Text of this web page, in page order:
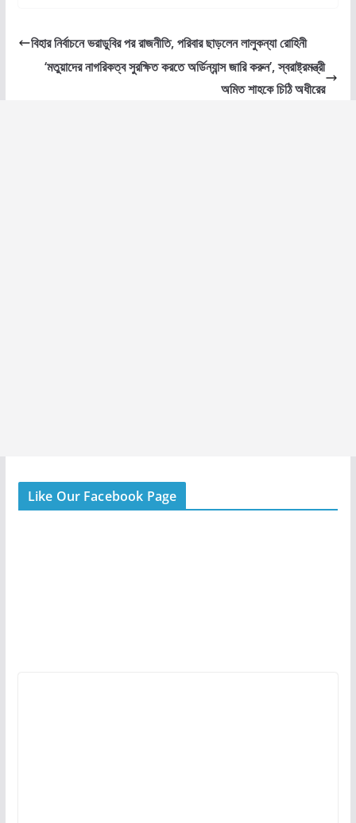
বিহার নির্বাচনে ভরাডুবির পর রাজনীতি, পরিবার ছাড়লেন লালুকন্যা রোহিনী
‘মতুয়াদের নাগরিকত্ব সুরক্ষিত করতে অর্ডিন্যান্স জারি করুন’, স্বরাষ্ট্রমন্ত্রী
অমিত শাহকে চিঠি অধীরের
Like Our Facebook Page